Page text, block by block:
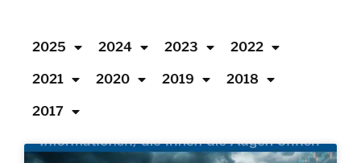
2025 2024 2023 2022
2021 2020 2019 2018
2017